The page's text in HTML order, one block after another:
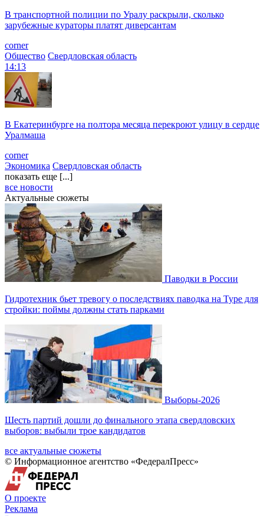
В транспортной полиции по Уралу раскрыли, сколько
зарубежные кураторы платят диверсантам
corner
Общество Свердловская область
14:13
В Екатеринбурге на полтора месяца перекроют улицу в сердце
Уралмаша
corner
Экономика Свердловская область
показать еще [...]
все новости
Актуальные сюжеты
Паводки в России
Гидротехник бьет тревогу о последствиях паводка на Туре для
стройки: поймы должны стать парками
Выборы-2026
Шесть партий дошли до финального этапа свердловских
выборов: выбыли трое кандидатов
все актуальные сюжеты
© Информационное агентство «ФедералПресс»
О проекте
Реклама